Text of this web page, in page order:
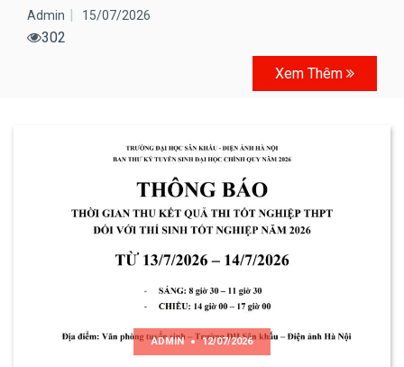
Admin 15/07/2026
302
Xem Thêm
ADMIN 12/07/2026